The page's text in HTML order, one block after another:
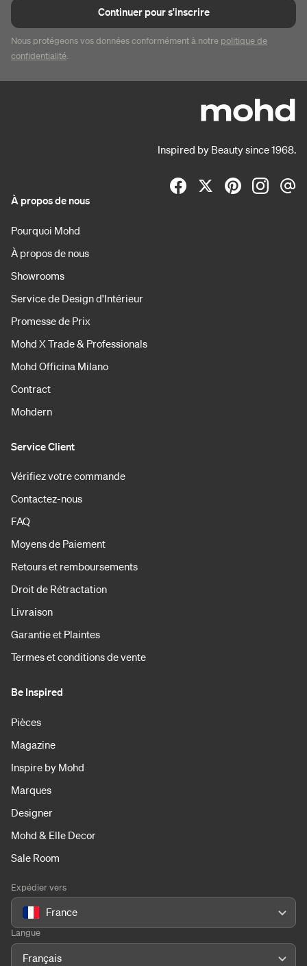
Continuer pour s'inscrire
Nous protégeons vos données conformément à notre politique de
confidentialité.
Inspired by Beauty since 1968.
À propos de nous
Pourquoi Mohd
À propos de nous
Showrooms
Service de Design d'Intérieur
Promesse de Prix
Mohd X Trade & Professionals
Mohd Officina Milano
Contract
Mohdern
Service Client
Vérifiez votre commande
Contactez-nous
FAQ
Moyens de Paiement
Retours et remboursements
Droit de Rétractation
Livraison
Garantie et Plaintes
Termes et conditions de vente
Be Inspired
Pièces
Magazine
Inspire by Mohd
Marques
Designer
Mohd & Elle Decor
Sale Room
Expédier vers
France
Langue
Français